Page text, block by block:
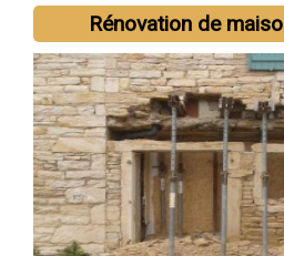
Rénovation de